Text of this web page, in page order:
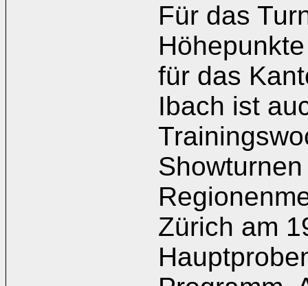
Für das
für das
Ibach ist
Zürich am